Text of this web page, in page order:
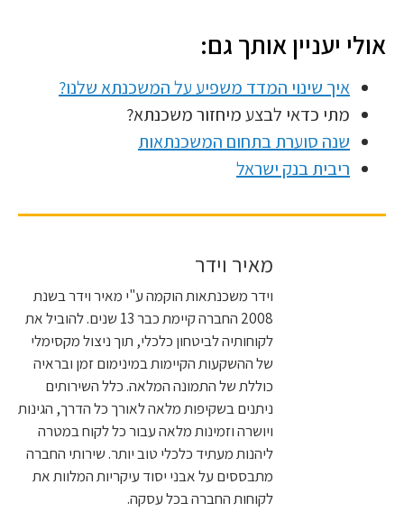
אולי יעניין אותך גם:
איך שינוי המדד משפיע על המשכנתא שלנו?
מתי כדאי לבצע מיחזור משכנתא?
שנה סוערת בתחום המשכנתאות
ריבית בנק ישראל
מאיר וידר
וידר משכנתאות הוקמה ע"י מאיר וידר בשנת
2008 החברה קיימת כבר 13 שנים. להוביל את
לקוחותיה לביטחון כלכלי, תוך ניצול מקסימלי
של ההשקעות הקיימות במינימום זמן ובראיה
כוללת של התמונה המלאה. כלל השירותים
ניתנים בשקיפות מלאה לאורך כל הדרך, הגינות
ויושרה וזמינות מלאה עבור כל לקוח במטרה
ליהנות מעתיד כלכלי טוב יותר. שירותי החברה
מתבססים על אבני יסוד עיקריות המלוות את
לקוחות החברה בכל עסקה.